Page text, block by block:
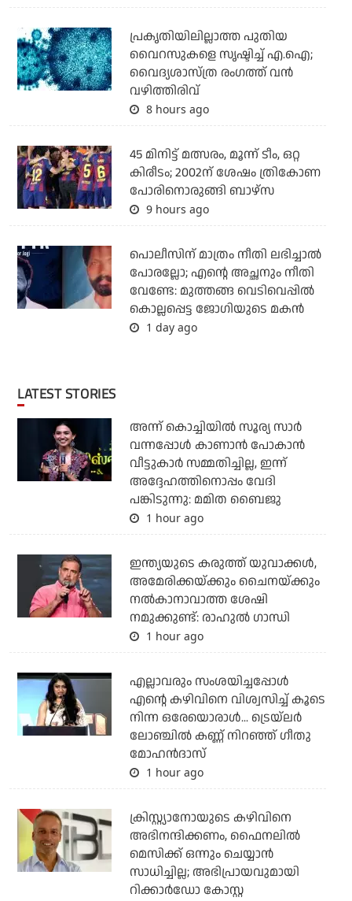
പ്രകൃതിയിലില്ലാത്ത പുതിയ
വൈറസുകളെ സൃഷ്ടിച്ച് എ.ഐ;
വൈദ്യശാസ്ത്ര രംഗത്ത് വന്‍
വഴിത്തിരിവ്
8 hours ago
45 മിനിട്ട് മത്സരം, മൂന്ന് ടീം, ഒറ്റ
കിരീടം; 2002ന് ശേഷം ത്രികോണ
പോരിനൊരുങ്ങി ബാഴ്‌സ
9 hours ago
പൊലീസിന് മാത്രം നീതി ലഭിച്ചാല്‍
പോരല്ലോ; എന്റെ അച്ഛനും നീതി
വേണ്ടേ: മുത്തങ്ങ വെടിവെപ്പില്‍
കൊല്ലപ്പെട്ട ജോഗിയുടെ മകന്‍
1 day ago
LATEST STORIES
അന്ന് കൊച്ചിയില്‍ സൂര്യ സാര്‍
വന്നപ്പോള്‍ കാണാന്‍ പോകാന്‍
വീട്ടുകാര്‍ സമ്മതിച്ചില്ല, ഇന്ന്
അദ്ദേഹത്തിനൊപ്പം വേദി
പങ്കിടുന്നു: മമിത ബൈജു
1 hour ago
ഇന്ത്യയുടെ കരുത്ത് യുവാക്കള്‍,
അമേരിക്കയ്ക്കും ചൈനയ്ക്കും
നല്‍കാനാവാത്ത ശേഷി
നമുക്കുണ്ട്: രാഹുല്‍ ഗാന്ധി
1 hour ago
എല്ലാവരും സംശയിച്ചപ്പോള്‍
എന്റെ കഴിവിനെ വിശ്വസിച്ച് കൂടെ
നിന്ന ഒരേയൊരാള്‍... ട്രെയ്‌ലര്‍
ലോഞ്ചില്‍ കണ്ണ് നിറഞ്ഞ് ഗീതു
മോഹന്‍ദാസ്
1 hour ago
ക്രിസ്റ്റ്യാനോയുടെ കഴിവിനെ
അഭിനന്ദിക്കണം, ഫൈനലില്‍
മെസിക്ക് ഒന്നും ചെയ്യാന്‍
സാധിച്ചില്ല; അഭിപ്രായവുമായി
റിക്കാര്‍ഡോ കോസ്റ്റ